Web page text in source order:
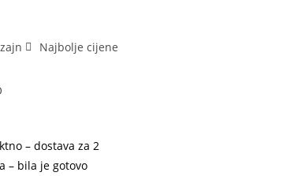
Najbolje cijene
– dostava za 2
– bila je gotovo